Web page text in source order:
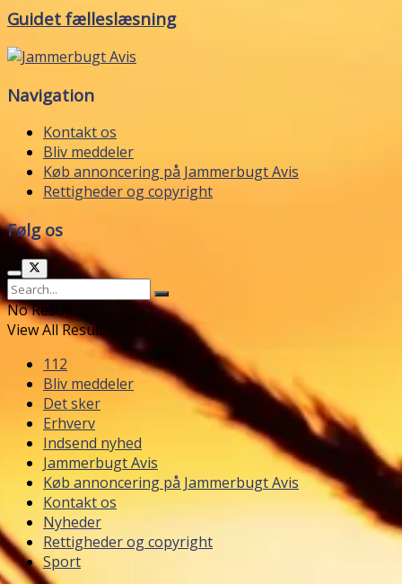
Guidet fælleslæsning
Navigation
Kontakt os
Bliv meddeler
Køb annoncering på Jammerbugt Avis
Rettigheder og copyright
Følg os
No Result
View All Result
112
Bliv meddeler
Det sker
Erhverv
Indsend nyhed
Jammerbugt Avis
Køb annoncering på Jammerbugt Avis
Kontakt os
Nyheder
Rettigheder og copyright
Sport